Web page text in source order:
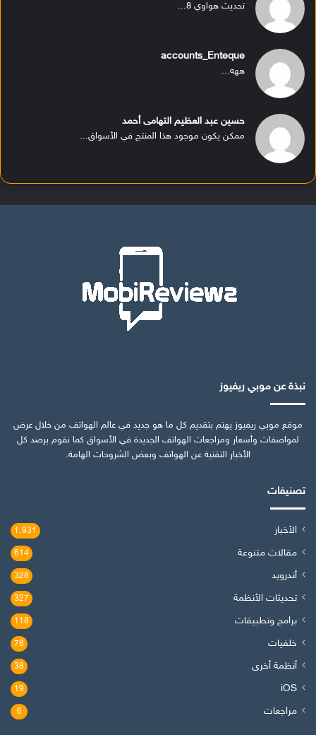
تحديث هواوي 8...
accounts_Enteque
ههه...
حسين عبد العظيم التهامى أحمد
ممكن يكون موجود هذا المنتج في الأسواق...
نبذة عن موبي ريفيوز
موقع موبي ريفيوز يهتم بتقديم كل ما هو جديد في عالم الهواتف من خلال عرض
لمواصفات وأسعار ومراجعات الهواتف الجديدة في الأسواق كما نقوم برصد كل
الأخبار التقنية عن الهواتف وبعض الشروحات الهامة.
تصنيفات
الأخبار 1٬931
مقالات متنوعة 614
أندرويد 328
تحديثات الأنظمة 327
برامج وتطبيقات 118
خلفيات 78
أنظمة أخرى 38
iOS
19
مراجعات 6